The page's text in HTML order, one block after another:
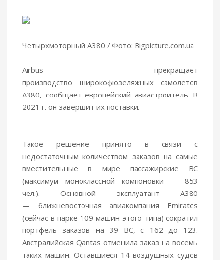
Четырхмоторный А380 / Фото: Bigpicture.com.ua
Airbus прекращает
производство широкофюзеляжных самолетов
А380, сообщает европейский авиастроитель. В
2021 г. он завершит их поставки.
Такое решение принято в связи с
недостаточным количеством заказов на самые
вместительные в мире пассажирские ВС
(максимум моноклассной компоновки — 853
чел.). Основной эксплуатант A380
— ближневосточная авиакомпания Emirates
(сейчас в парке 109 машин этого типа) сократил
портфель заказов на 39 ВС, с 162 до 123.
Австралийская Qantas отменила заказ на восемь
таких машин. Оставшиеся 14 воздушных судов